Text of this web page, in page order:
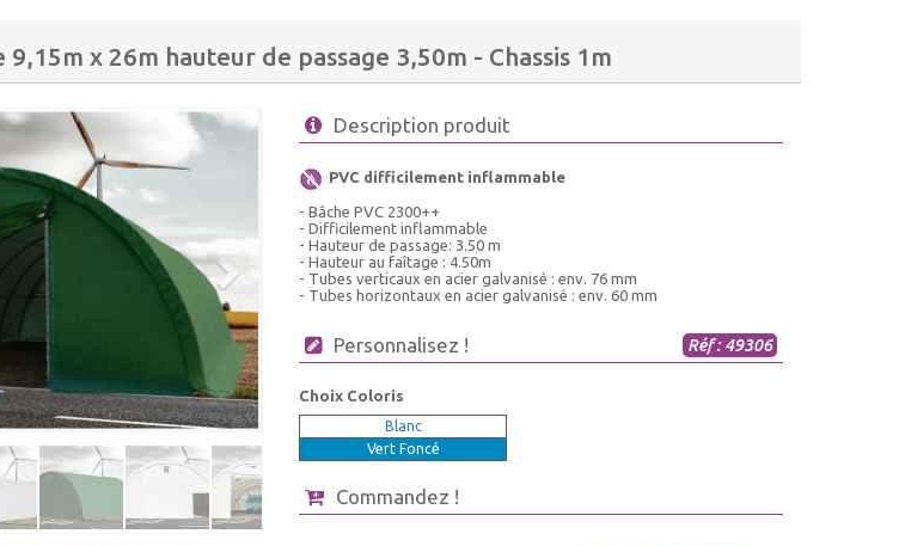
x 26m hauteur de passage 3,50m - Chassis 1m
Description produit
PVC difficilement inflammable
- Bâche PVC 2300++
- Difficilement inflammable
- Hauteur de passage: 3.50 m
- Hauteur au faîtage : 4.50m
- Tubes verticaux en acier galvanisé : env. 76 mm
- Tubes horizontaux en acier galvanisé : env. 60 mm
Personnalisez ! Réf : 49306
Choix Coloris
Blanc
Vert Foncé
Commandez !